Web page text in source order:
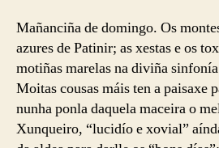
Mañanciña de domingo. Os
azures de Patinir; as xestas e os
motiñas marelas na diviña
Moitas cousas máis ten a paisaxe
nunha ponla daquela maceira o
Xunqueiro, “lucidío e xovial”